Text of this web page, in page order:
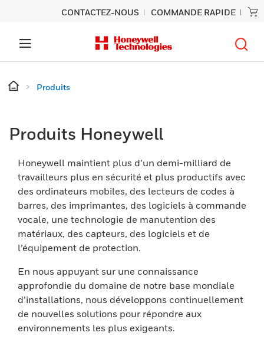
CONTACTEZ-NOUS COMMANDE RAPIDE
Produits
Produits Honeywell
Honeywell maintient plus d’un demi-milliard de
travailleurs plus en sécurité et plus productifs avec
des ordinateurs mobiles, des lecteurs de codes à
barres, des imprimantes, des logiciels à commande
vocale, une technologie de manutention des
matériaux, des capteurs, des logiciels et de
l’équipement de protection.
En nous appuyant sur une connaissance
approfondie du domaine de notre base mondiale
d’installations, nous développons continuellement
de nouvelles solutions pour répondre aux
environnements les plus exigeants.